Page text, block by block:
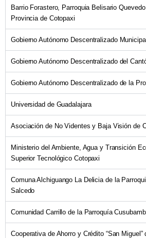
Barrio Forastero, Parroquia Belisario
Provincia de Cotopaxi
Gobierno Autónomo Descentralizado
Gobierno Autónomo Descentralizado del
Gobierno Autónomo Descentralizado de la
Universidad de Guadalajara
Asociación de No Videntes y Baja Visión de
Ministerio del Ambiente, Agua y Transición
Superior Tecnológico Cotopaxi
Comuna Alchiguango La Delicia de la
Salcedo
Comunidad Carrillo de la Parroquía
Cooperativa de Ahorro y Crédito “San Miguel”